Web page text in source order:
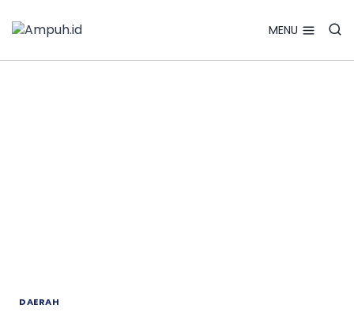
to
content
MENU
DAERAH